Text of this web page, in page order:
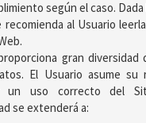
según el caso.
al Usuario
gran diversidad
El Usuario asume su
un uso correcto del
se extenderá a: